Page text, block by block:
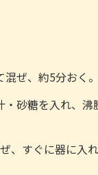
ぜ、約5分おく。
・砂糖を入れ、沸
、すぐに器に入れ